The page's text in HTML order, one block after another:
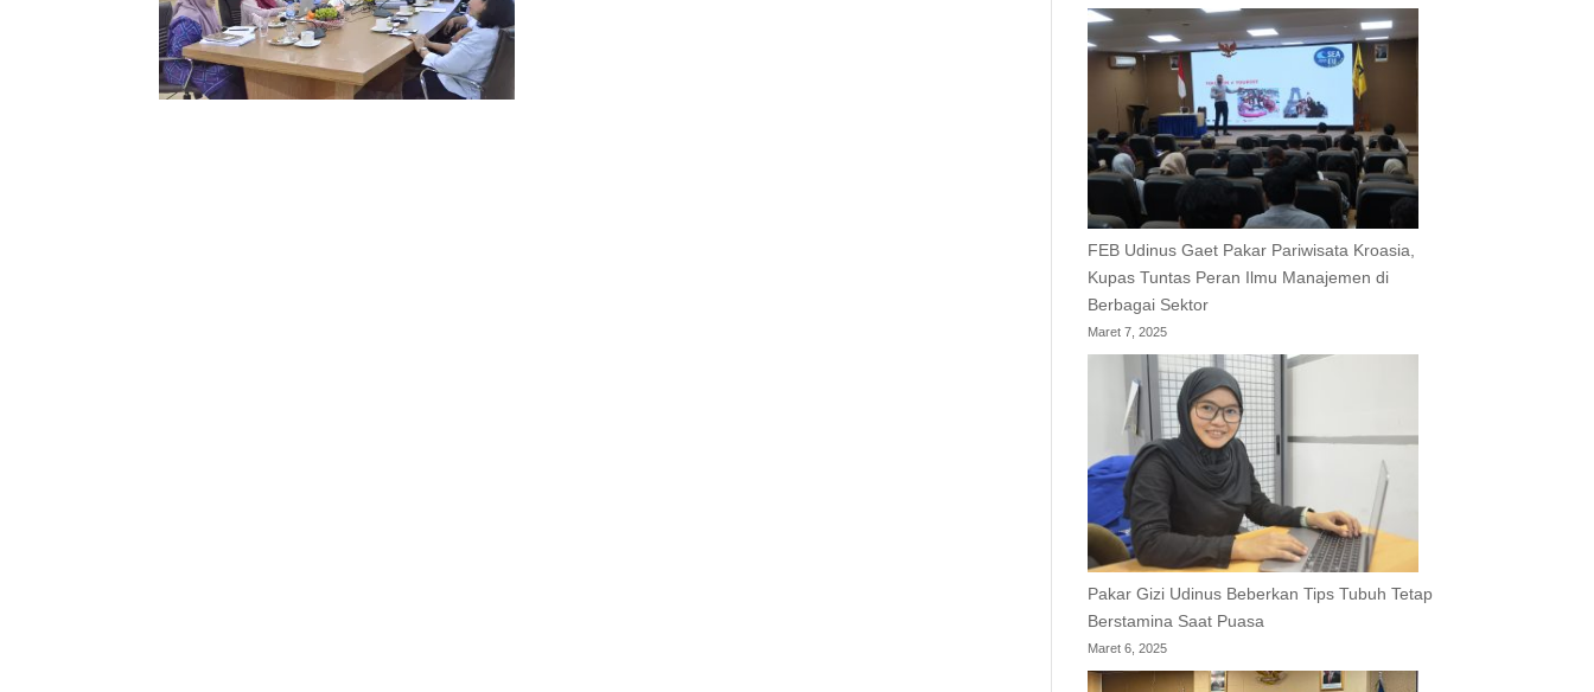
FEB Udinus Gaet Pakar Pariwisata Kroasia,
Kupas Tuntas Peran Ilmu Manajemen di
Berbagai Sektor
Maret 7, 2025
Pakar Gizi Udinus Beberkan Tips Tubuh Tetap
Berstamina Saat Puasa
Maret 6, 2025